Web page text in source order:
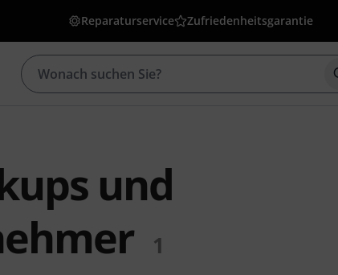
Reparaturservice Zufriedenheitsgarantie
und
1